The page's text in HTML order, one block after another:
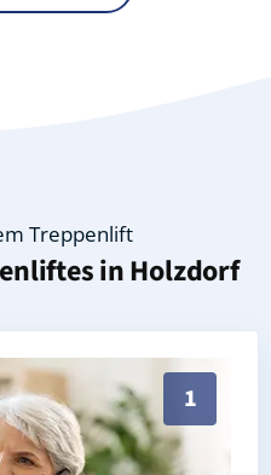
Treppenlift
inHolzdorf
1
in Holzdorf 06926